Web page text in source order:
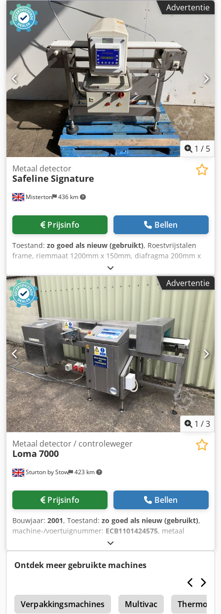
Advertentie
1 / 5
Misterton 436 km
Metaal detector
Safeline Signature
Prijsinfo Bellen
Toestand: zo goed als nieuw (gebruikt), Roestvrijstalen
frame, riemmaat 1200mm x 150mm, diafragma 200mm x
70mm, stop/start, met alarm, 3Ph Dodpfx Ansfhdu Tjgsck
Advertentie
1 /3
Sturton by Stow 423 km
Metaal detector / controleweger
Loma 7000
Prijsinfo Bellen
Bouwjaar: 2001, Toestand: zo goed als nieuw (gebruikt),
machine-/voertuignummer: ECB1101424575, metaal
detector controleweger 2001, RVS frame, diafragma 330
mm x 120 mm, belt breedte 200mm, lengte 2500mm, weeg
bed 400 mm x 250 mm met pneumatische verwerpt en
opslaglocaties Djdsdwhkmspfx Angock
Ontdek meer gebruikte machines
Verpakkingsmachines Multivac